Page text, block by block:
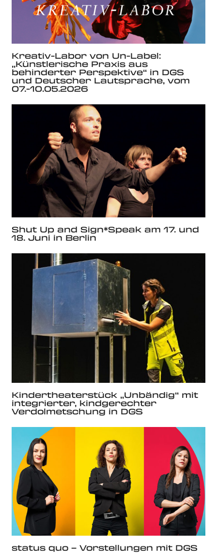
Kreativ-Labor von Un-Label:
„Künstlerische Praxis aus
behinderter Perspektive“ in DGS
und Deutscher Lautsprache, vom
07.-10.05.2026
Shut Up and Sign*Speak am 17. und
18. Juni in Berlin
Kindertheaterstück „Unbändig“ mit
integrierter, kindgerechter
Verdolmetschung in DGS
status quo – Vorstellungen mit DGS